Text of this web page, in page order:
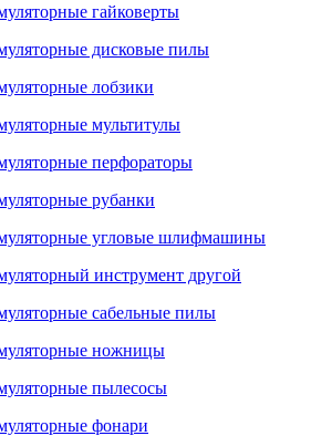
гайковерты
дисковые пилы
лобзики
мультитулы
перфораторы
рубанки
угловые шлифмашины
инструмент другой
сабельные пилы
ножницы
пылесосы
фонари